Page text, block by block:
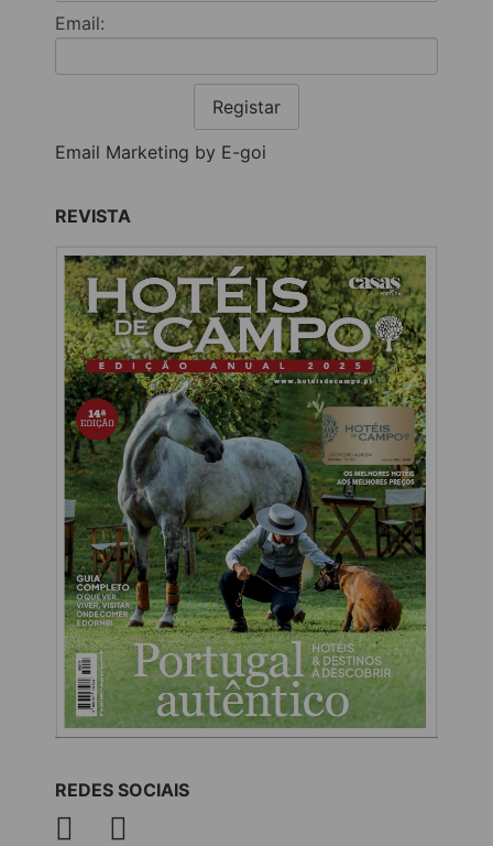
Email:
Registar
Email Marketing by E-goi
REVISTA
REDES SOCIAIS